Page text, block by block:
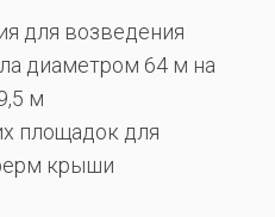
для возведения
диаметром 64 м на
м
площадок для
крыши